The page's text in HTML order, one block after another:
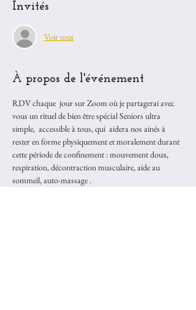
Invités
Voir tout
À propos de l'événement
RDV chaque  jour sur Zoom où je partagerai avec
vous un rituel de bien être spécial Seniors ultra
simple,  accessible à tous, qui  aidera nos ainés à
rester en forme physiquement et moralement durant
cette période de confinement : mouvement doux,
respiration, décontraction musculaire, aide au
sommeil, auto-massage .